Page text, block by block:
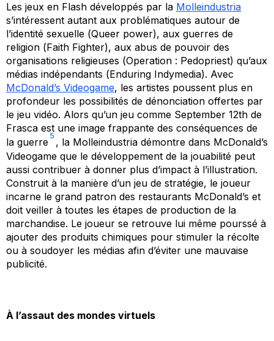
Les jeux en Flash développés par la Molleindustria
s’intéressent autant aux problématiques autour de
l’identité sexuelle (Queer power), aux guerres de
religion (Faith Fighter), aux abus de pouvoir des
organisations religieuses (Operation : Pedopriest) qu’aux
médias indépendants (Enduring Indymedia). Avec
McDonald’s Videogame, les artistes poussent plus en
profondeur les possibilités de dénonciation offertes par
le jeu vidéo. Alors qu’un jeu comme September 12th de
Frasca est une image frappante des conséquences de
la guerre
5
, la Molleindustria démontre dans McDonald’s
Videogame que le développement de la jouabilité peut
aussi contribuer à donner plus d’impact à l’illustration.
Construit à la manière d’un jeu de stratégie, le joueur
incarne le grand patron des restaurants McDonald’s et
doit veiller à toutes les étapes de production de la
marchandise. Le joueur se retrouve lui même pourssé à
ajouter des produits chimiques pour stimuler la récolte
ou à soudoyer les médias afin d’éviter une mauvaise
publicité.
À l’assaut des mondes virtuels